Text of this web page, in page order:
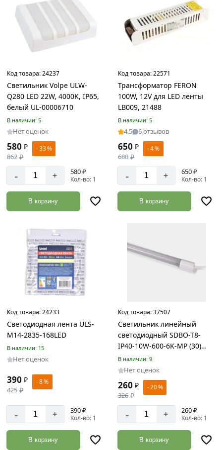
Товаров
по
акции:
Товары
дачи
Товаров
по
акции:
240
Садовые
емкости
Товаров
акции:
Садовые
фитинги,
Товаров
по
акции:
26
Садовый
инструмент
акции:
31
Лестницы,
стремянки
по
акции:
Спецодежда
Товаров
акции:
Код товара:24237
Светильник Volpe ULW-
Q280 LED 22W, 4000K, IP65,
белый UL-00006710
В наличии: 5
Нет оценок
580 ₽
862 ₽
- 33 %
- + 580 ₽
Кол-во: 1
В корзину
Код товара:22571
Трансформатор FERON
100W, 12V для LED ленты
LB009, 21488
В наличии: 5
4.5 6 отзывов
650 ₽
680 ₽
- 4 %
- + 650 ₽
Кол-во: 1
В корзину
Код товара:24233
Светодиодная лента ULS-
M14-2835-168LED
В наличии: 15
Нет оценок
390 ₽
425 ₽
- 8 %
- + 390 ₽
Кол-во: 1
В корзину
Код товара:37507
Светильник линейный
светодиодный SDBO-T8-
IP40-10W-600-6K-MP (30)
SWEKO
В наличии: 9
Нет оценок
260 ₽
326 ₽
- 20 %
- + 260 ₽
Кол-во: 1
В корзину